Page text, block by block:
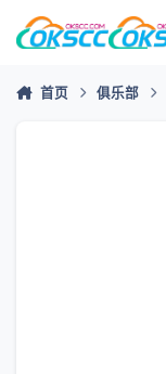
跳转到帖子
首页 俱乐部